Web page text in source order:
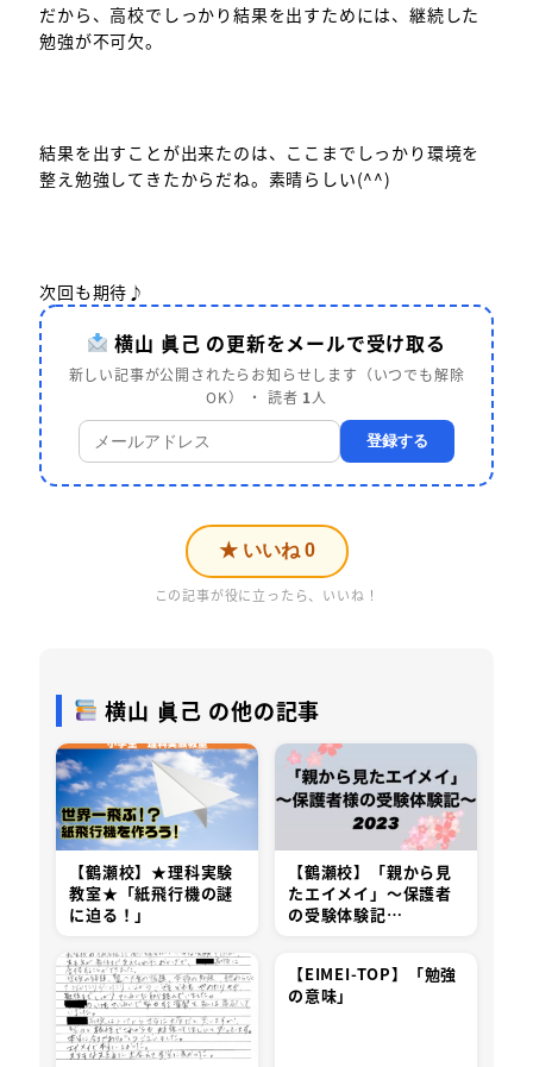
だから、高校でしっかり結果を出すためには、継続した
勉強が不可欠。
結果を出すことが出来たのは、ここまでしっかり環境を
整え勉強してきたからだね。素晴らしい(^^)
次回も期待♪
横山 眞己 の更新をメールで受け取る
新しい記事が公開されたらお知らせします（いつでも解除
OK） ・ 読者 1 人
登録する
★ いいね 0
この記事が役に立ったら、いいね！
横山 眞己 の他の記事
【鶴瀬校】★理科実験
教室★「紙飛行機の謎
に迫る！」
【鶴瀬校】「親から見
たエイメイ」～保護者
の受験体験記…
【EIMEI-TOP】「勉強
の意味」